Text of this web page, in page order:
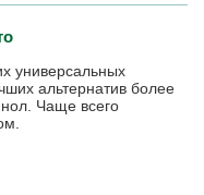
универсальных
альтернатив более
Чаще всего